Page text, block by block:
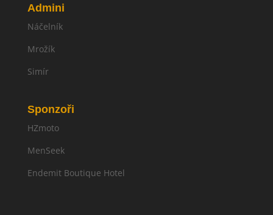
Admini
Náčelník
Mrožík
Simír
Sponzoři
HZmoto
MenSeek
Endemit Boutique Hotel